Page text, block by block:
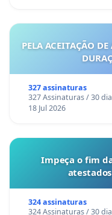
PELA ACEITAÇÃO
327 assinaturas
327 Assinaturas / 30
18 Jul 2026
Impeça o fim
324 assinaturas
324 Assinaturas / 30